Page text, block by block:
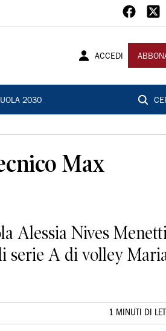
ACCEDI
2030
Max
Alessia Nives
serie A di volley
1 MINUTI DI